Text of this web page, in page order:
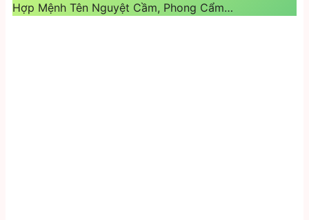
Hợp Mệnh Tên Nguyệt Cầm, Phong Cẩm…